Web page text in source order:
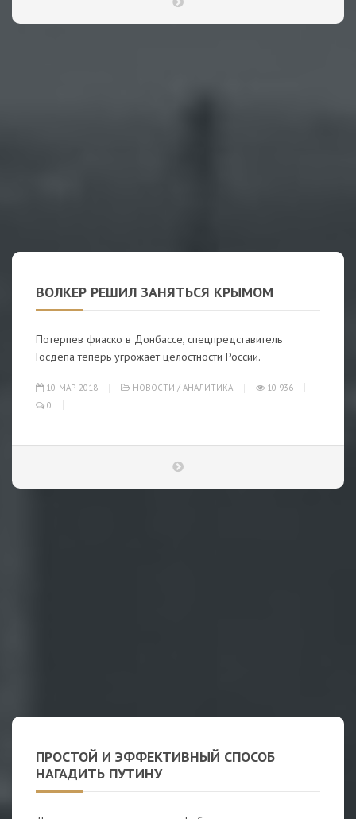
ВОЛКЕР РЕШИЛ ЗАНЯТЬСЯ КРЫМОМ
Потерпев фиаско в Донбассе, спецпредставитель
Госдепа теперь угрожает целостности России.
10-МАР-2018 НОВОСТИ / АНАЛИТИКА
10 936
0
ПРОСТОЙ И ЭФФЕКТИВНЫЙ СПОСОБ
НАГАДИТЬ ПУТИНУ